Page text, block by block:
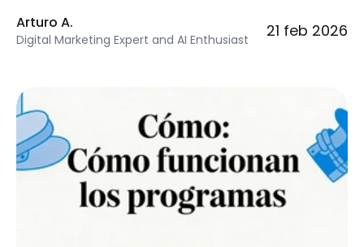
Arturo A.
Digital Marketing Expert and AI Enthusiast 21 feb 2026